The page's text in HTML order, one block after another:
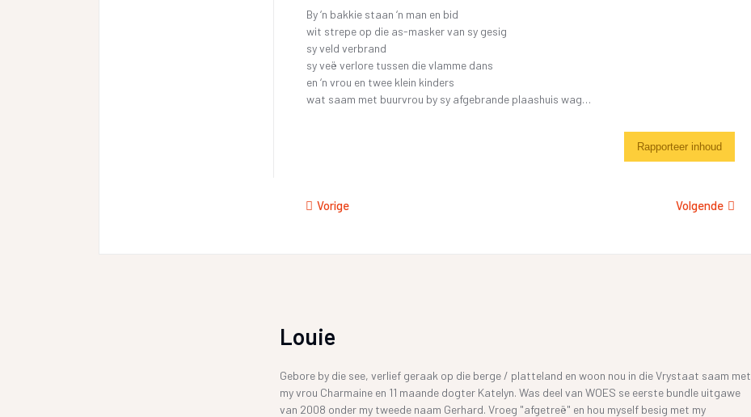
By ‘n bakkie staan ‘n man en bid
wit strepe op die as-masker van sy gesig
sy veld verbrand
sy veë verlore tussen die vlamme dans
en ‘n vrou en twee klein kinders
wat saam met buurvrou by sy afgebrande plaashuis wag…
Rapporteer inhoud
Vorige Volgende
Louie
Gebore by die see, verlief geraak op die berge / platteland en woon nou in die Vrystaat saam met
my vrou Charmaine en 11 maande dogter Katelyn. Was deel van WOES se eerste bundle uitgawe
van 2008 onder my tweede naam Gerhard. Vroeg "afgetreë" en hou myself besig met my